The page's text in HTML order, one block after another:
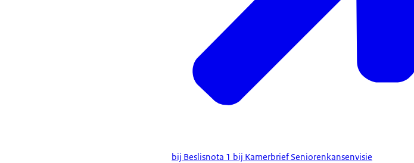
bij Beslisnota 1 bij Kamerbrief Seniorenkansenvisie